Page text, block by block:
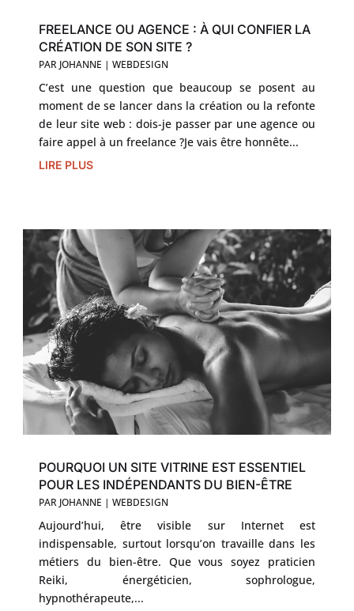
FREELANCE OU AGENCE : À QUI CONFIER LA
CRÉATION DE SON SITE ?
PAR JOHANNE | WEBDESIGN
C’est une question que beaucoup se posent au
moment de se lancer dans la création ou la refonte
de leur site web : dois-je passer par une agence ou
faire appel à un freelance ?Je vais être honnête...
LIRE PLUS
POURQUOI UN SITE VITRINE EST ESSENTIEL
POUR LES INDÉPENDANTS DU BIEN-ÊTRE
PAR JOHANNE | WEBDESIGN
Aujourd’hui, être visible sur Internet est
indispensable, surtout lorsqu’on travaille dans les
métiers du bien-être. Que vous soyez praticien
Reiki, énergéticien, sophrologue,
hypnothérapeute,...